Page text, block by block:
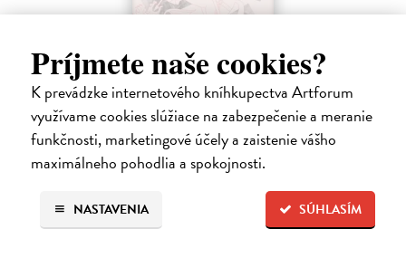
Príjmete naše cookies?
K prevádzke internetového kníhkupectva Artforum
využívame cookies slúžiace na zabezpečenie a meranie
funkčnosti, marketingové účely a zaistenie vášho
maximálneho pohodlia a spokojnosti.
SÚHLASÍM
NASTAVENIA
Obušky a chačapuri
Karlíková Eva| Kniha
Kniha přináší svědectví o společenské, politické a kulturní situaci
Gruzie v přelomovém období 2024–2025, kdy se mladá demokracie
s proevropským směřováním proměnila ve stát ovládaný jednou
Na sklade